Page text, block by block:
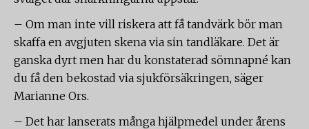
– Om man inte vill riskera att få tandvärk bör man
skaffa en avgjuten skena via sin tandläkare. Det är
ganska dyrt men har du konstaterad sömnapné kan
du få den bekostad via sjukförsäkringen, säger
Marianne Ors.
– Det har lanserats många hjälpmedel under årens